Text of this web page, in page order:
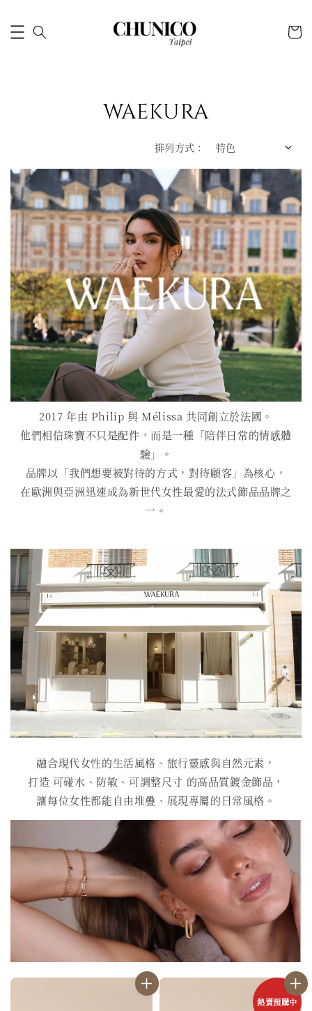
WAEKURA
排列方式 :
2017 年由 Philip 與 Mélissa 共同創立於法國。
他們相信珠寶不只是配件，而是一種「陪伴日常的情感體
驗」。
品牌以「我們想要被對待的方式，對待顧客」為核心，
在歐洲與亞洲迅速成為新世代女性最愛的法式飾品品牌之
一。
融合現代女性的生活風格、旅行靈感與自然元素，
打造 可碰水、防敏、可調整尺寸 的高品質鍍金飾品，
讓每位女性都能自由堆疊、展現專屬的日常風格。
熱賣預購中